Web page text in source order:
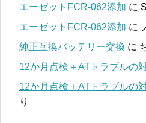
エーゼットFCR-062添加 に
エーゼットFCR-062添加 に
純正互換バッテリー交換 に
12か月点検＋ATトラブルの
12か月点検＋ATトラブルの
り